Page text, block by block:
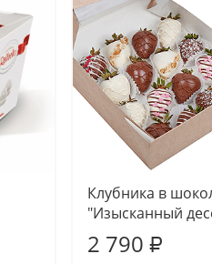
Клубника в
"Изысканный
2 790 ₽